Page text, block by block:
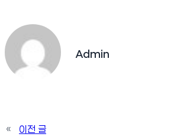
Admin
«
이전 글